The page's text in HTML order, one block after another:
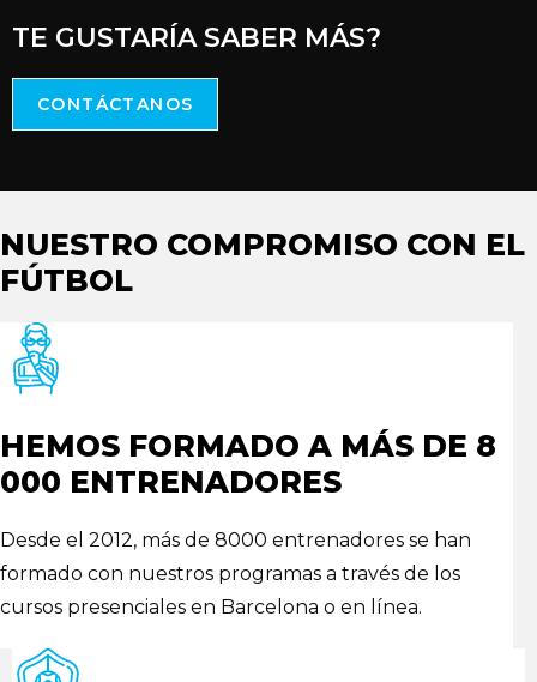
TE GUSTARÍA SABER MÁS?
CONTÁCTANOS
NUESTRO COMPROMISO CON EL
FÚTBOL
HEMOS FORMADO A MÁS DE 8
000 ENTRENADORES
Desde el 2012, más de 8000 entrenadores se han
formado con nuestros programas a través de los
cursos presenciales en Barcelona o en línea.